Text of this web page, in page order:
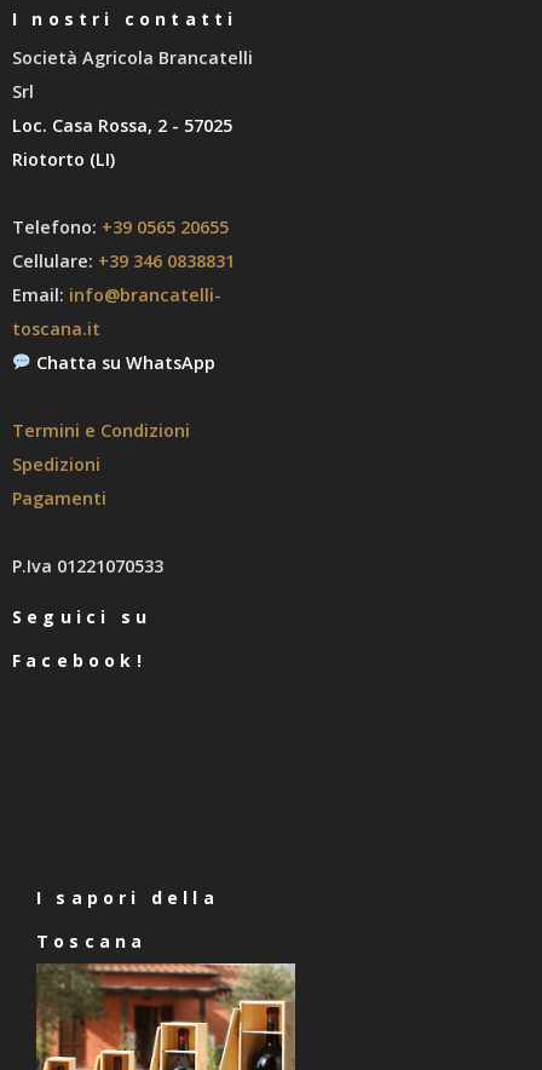
I nostri contatti
Società Agricola Brancatelli
Srl
Loc. Casa Rossa, 2 - 57025
Riotorto (LI)
Telefono: +39 0565 20655
Cellulare: +39 346 0838831
Email: info@brancatelli-
toscana.it
Chatta su WhatsApp
Termini e Condizioni
Spedizioni
Pagamenti
P.Iva 01221070533
Seguici su
Facebook!
I sapori della
Toscana